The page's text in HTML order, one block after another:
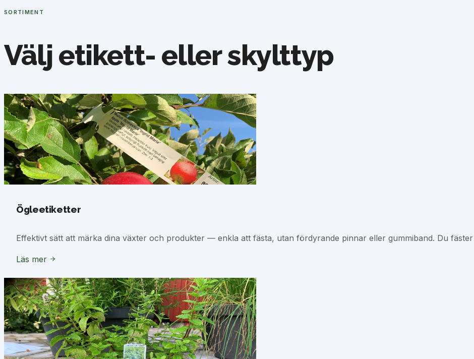
SORTIMENT
Välj etikett- eller skylttyp
Ögleetiketter
Effektivt sätt att märka dina växter och produkter — enkla att fästa, utan fördyrande pinnar eller gummiband. Du
Läs mer